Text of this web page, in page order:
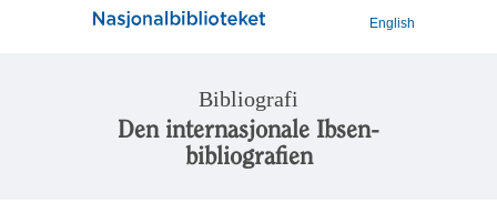
English
Bibliografi
Den internasjonale Ibsen-
bibliografien